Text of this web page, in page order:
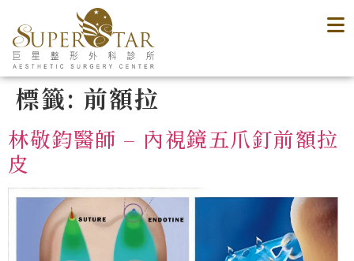
標籤: 前額拉
林敬鈞醫師 – 內視鏡五爪釘前額拉
皮